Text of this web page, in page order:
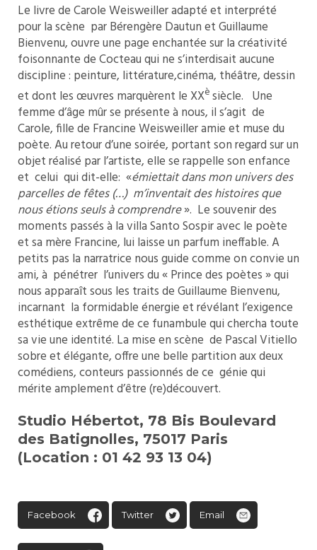
Le livre de Carole Weisweiller adapté et interprété
pour la scène par Bérengère Dautun et Guillaume
Bienvenu, ouvre une page enchantée sur la créativité
foisonnante de Cocteau qui ne s’interdisait aucune
discipline : peinture, littérature,cinéma, théâtre, dessin
et dont les œuvres marquèrent le XXèsiècle. Une
femme d’âge mûr se présente à nous, il s’agit de
Carole, fille de Francine Weisweiller amie et muse du
poète. Au retour d’une soirée, portant son regard sur un
objet réalisé par l’artiste, elle se rappelle son enfance
et celui qui dit-elle: «émiettait dans mon universdes
parcelles de fêtes (…) m’inventait des histoires que
nous étions seuls à comprendre». Le souvenir des
moments passés à la villa Santo Sospir avec le poète
et sa mère Francine, lui laisse un parfum ineffable. A
petits pas la narratrice nous guide comme on convie un
ami, à pénétrer l’univers du « Prince des poètes » qui
nous apparaît sous les traits de Guillaume Bienvenu,
incarnant la formidable énergie et révélant l’exigence
esthétique extrême de ce funambule qui chercha toute
sa vie une identité. La mise en scène de Pascal Vitiello
sobre et élégante, offre une belle partition aux deux
comédiens, conteurs passionnés de ce génie qui
mérite amplement d’être (re)découvert.
Studio Hébertot, 78 Bis Boulevard
des Batignolles, 75017 Paris
(Location : 01 42 93 13 04)
Facebook Twitter Email